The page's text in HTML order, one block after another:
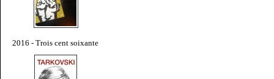
2016 - Trois cent soixante